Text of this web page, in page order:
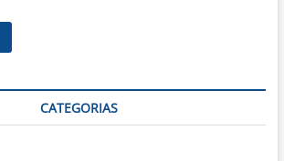
CATEGORIAS